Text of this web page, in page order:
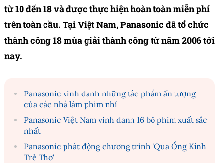
từ 10 đến 18 và được thực hiện hoàn toàn miễn phí
trên toàn cầu. Tại Việt Nam, Panasonic đã tổ chức
thành công 18 mùa giải thành công từ năm 2006 tới
nay.
Panasonic vinh danh những tác phẩm ấn tượng
của các nhà làm phim nhí
Panasonic Việt Nam vinh danh 16 bộ phim xuất sắc
nhất
Panasonic phát động chương trình 'Qua Ống Kính
Trẻ Thơ'